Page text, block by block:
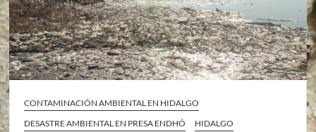
CONTAMINACIÓN AMBIENTAL EN HIDALGO
DESASTRE AMBIENTAL EN PRESA ENDHÓ
HIDALGO